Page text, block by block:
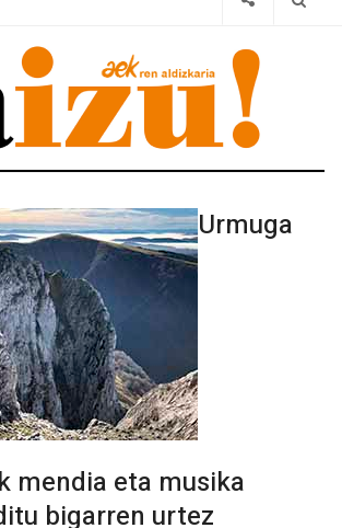
Urmuga
mendia eta musika
bigarren urtez